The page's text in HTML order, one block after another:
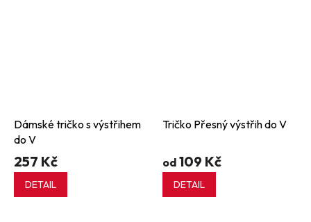
Dámské tričko s výstřihem
do V
257 Kč
DETAIL
Tričko Přesný výstřih do V
od 109 Kč
DETAIL